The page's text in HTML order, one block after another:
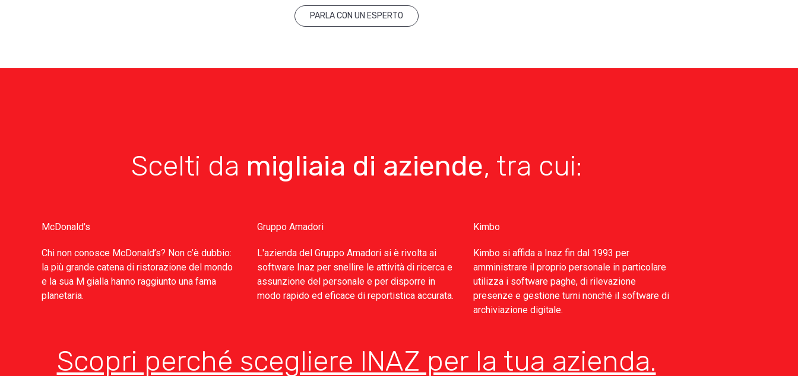
PARLA CON UN ESPERTO
Scelti da migliaia di aziende, tra cui:
McDonald's
Chi non conosce McDonald’s? Non c’è dubbio:
la più grande catena di ristorazione del mondo
e la sua M gialla hanno raggiunto una fama
planetaria.
Gruppo Amadori
L'azienda del Gruppo Amadori si è rivolta ai
software Inaz per snellire le attività di ricerca e
assunzione del personale e per disporre in
modo rapido ed eficace di reportistica accurata.
Kimbo
Kimbo si affida a Inaz fin dal 1993 per
amministrare il proprio personale in particolare
utilizza i software paghe, di rilevazione
presenze e gestione turni nonché il software di
archiviazione digitale.
Scopri perché scegliere INAZ per la tua azienda.